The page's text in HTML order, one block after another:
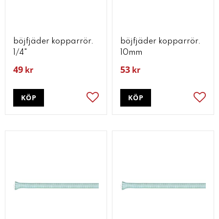
böjfjäder kopparrör.
1/4"
49 kr
Lägg till i favoriter
KÖP
böjfjäder kopparrör.
10mm
53 kr
KÖP